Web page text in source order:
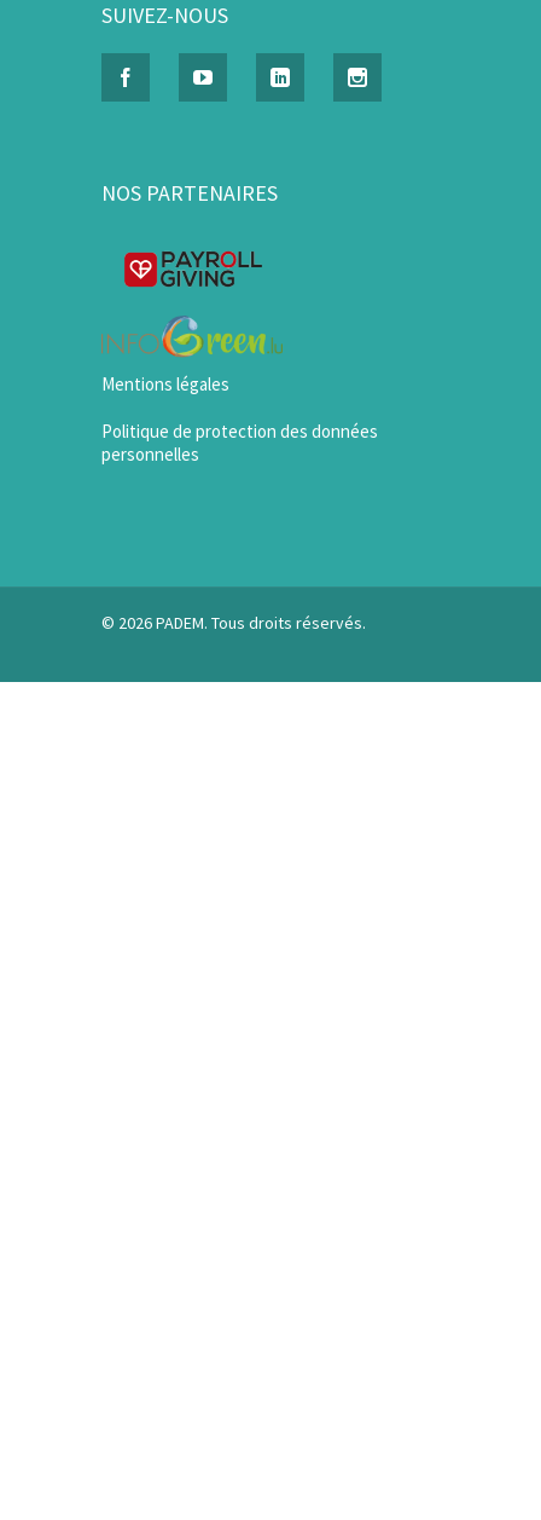
SUIVEZ-NOUS
NOS PARTENAIRES
Mentions légales
Politique de protection des données
personnelles
© 2026 PADEM. Tous droits réservés.